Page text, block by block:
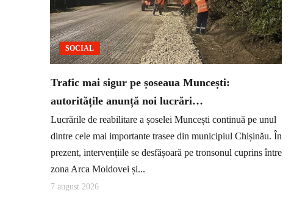
SOCIAL
Trafic mai sigur pe șoseaua Muncești:
autoritățile anunță noi lucrări…
Lucrările de reabilitare a șoselei Muncești continuă pe unul
dintre cele mai importante trasee din municipiul Chișinău. În
prezent, intervențiile se desfășoară pe tronsonul cuprins între
zona Arca Moldovei și...
7 august 2026